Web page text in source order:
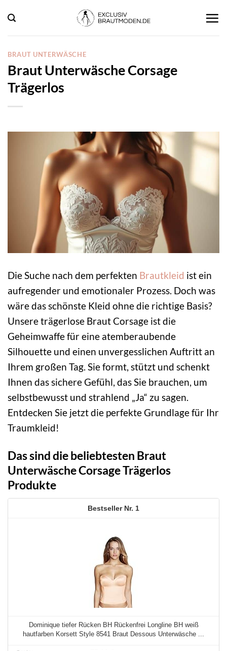
Inhalt
springen
BRAUT UNTERWÄSCHE
Braut Unterwäsche Corsage
Trägerlos
Die Suche nach dem perfekten Brautkleid ist ein
aufregender und emotionaler Prozess. Doch was
wäre das schönste Kleid ohne die richtige Basis?
Unsere trägerlose Braut Corsage ist die
Geheimwaffe für eine atemberaubende
Silhouette und einen unvergesslichen Auftritt an
Ihrem großen Tag. Sie formt, stützt und schenkt
Ihnen das sichere Gefühl, das Sie brauchen, um
selbstbewusst und strahlend „Ja“ zu sagen.
Entdecken Sie jetzt die perfekte Grundlage für Ihr
Traumkleid!
Das sind die beliebtesten Braut
Unterwäsche Corsage Trägerlos
Produkte
1
Dominique tiefer Rücken BH Rückenfrei Longline BH weiß
hautfarben Korsett Style 8541 Braut Dessous Unterwäsche ...